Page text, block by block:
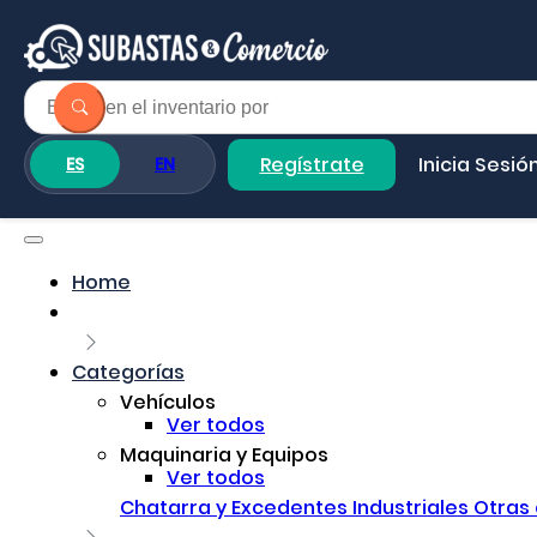
ES EN Regístrate Inicia
Home
Categorías
Vehículos
Ver todos
Maquinaria y Equipos
Ver todos
Chatarra y Excedentes Industriales Otras